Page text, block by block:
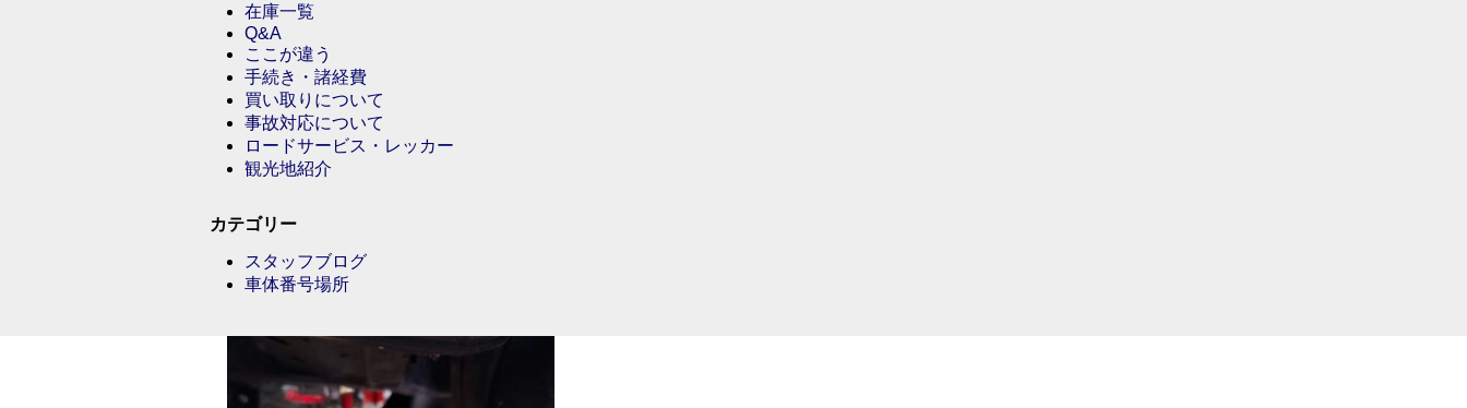
在庫一覧
Q&A
ここが違う
手続き・諸経費
買い取りについて
事故対応について
ロードサービス・レッカー
観光地紹介
カテゴリー
スタッフブログ
車体番号場所